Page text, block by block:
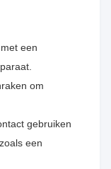
een
om
gebruiken
een